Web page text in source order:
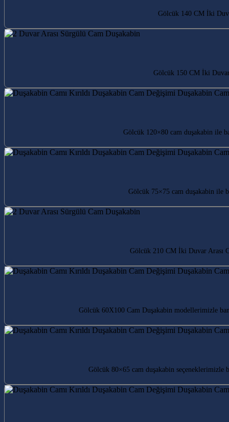
Gölcük 140 CM İki
Gölcük 150 CM İki Duvar
Gölcük 120×80 cam duşakabin ile
Gölcük 75×75 cam duşakabin ile
Gölcük 210 CM İki Duvar Arası
Gölcük 60X100 Cam Duşakabin modellerimizle
Gölcük 80×65 cam duşakabin seçeneklerimizle